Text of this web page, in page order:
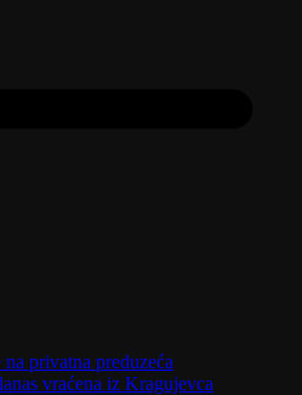
privatna preduzeća
vraćena iz Kragujevca